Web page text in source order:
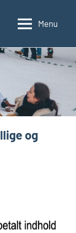
Menu
og